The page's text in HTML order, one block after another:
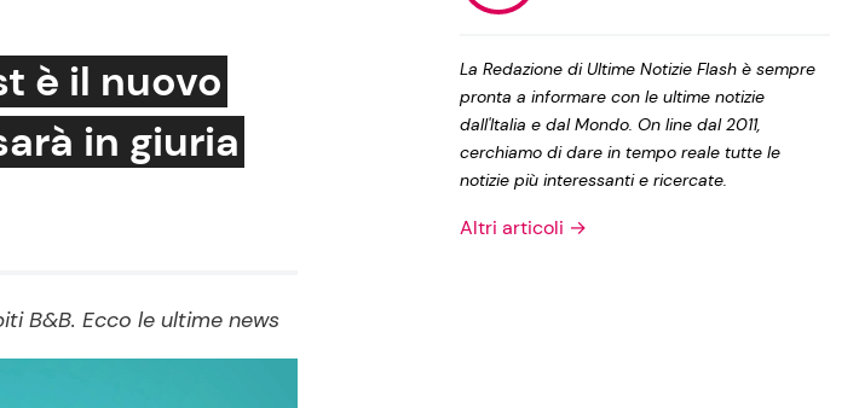
e Ricette
in TV
Piatti
Privacy Policy
è il nuovo
in giuria
B&B. Ecco le ultime news
La Redazione di Ultime Notizie Flash è sempre
pronta a informare con le ultime notizie
dall'Italia e dal Mondo. On line dal 2011,
cerchiamo di dare in tempo reale tutte le
notizie più interessanti e ricercate.
Altri articoli →